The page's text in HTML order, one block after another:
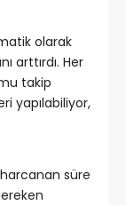
olarak
arttırdı. Her
takip
yapılabiliyor,
süre